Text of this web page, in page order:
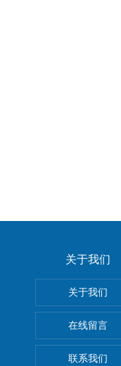
关于我们
关于我们
在线留言
联系我们